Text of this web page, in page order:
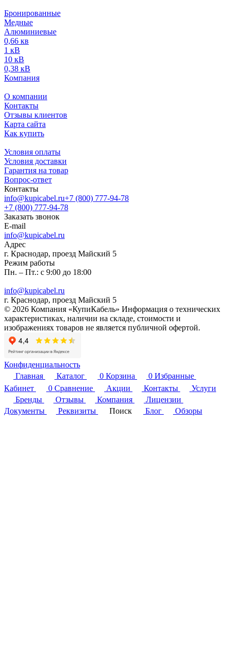
Бронированные
Медные
Алюминиевые
0,66 кв
1 кВ
10 кВ
0,38 кВ
Компания
О компании
Контакты
Отзывы клиентов
Карта сайта
Как купить
Условия оплаты
Условия доставки
Гарантия на товар
Вопрос-ответ
Контакты
info@kupicabel.ru+7 (800) 777-94-78
+7 (800) 777-94-78
Заказать звонок
E-mail
info@kupicabel.ru
Адрес
г. Краснодар, проезд Майский 5
Режим работы
Пн. – Пт.: с 9:00 до 18:00
info@kupicabel.ru
г. Краснодар, проезд Майский 5
© 2026 Компания «КупиКабель» Информация о технических
характеристиках, наличии на складе, стоимости и
изображениях товаров не является публичной офертой.
Конфиденциальность
Главная
Каталог 0 Корзина 0 Избранные
Кабинет
0 Сравнение Акции Контакты
Услуги
Бренды
Отзывы Компания
Лицензии
Документы
Реквизиты Поиск Блог Обзоры